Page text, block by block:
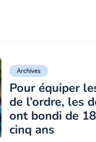
Archives
Pour équiper
de l’ordre, les
ont bondi de
cinq ans